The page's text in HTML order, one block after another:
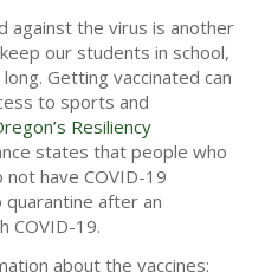
against the virus is another
our students in school,
Getting vaccinated can
to sports and
Resiliency
states that people who
not have COVID-19
after an
COVID-19.
about the vaccines: